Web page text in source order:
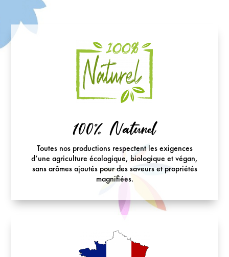
100% Naturel
Toutes nos productions respectent les exigences
d’une agriculture écologique, biologique et végan,
sans arômes ajoutés pour des saveurs et propriétés
magnifiées.